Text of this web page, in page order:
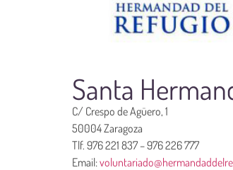
Santa
C/ Crespo de Agüero, 1
50004 Zaragoza
Tlf. 976 221 837 – 976 226 777
Email: